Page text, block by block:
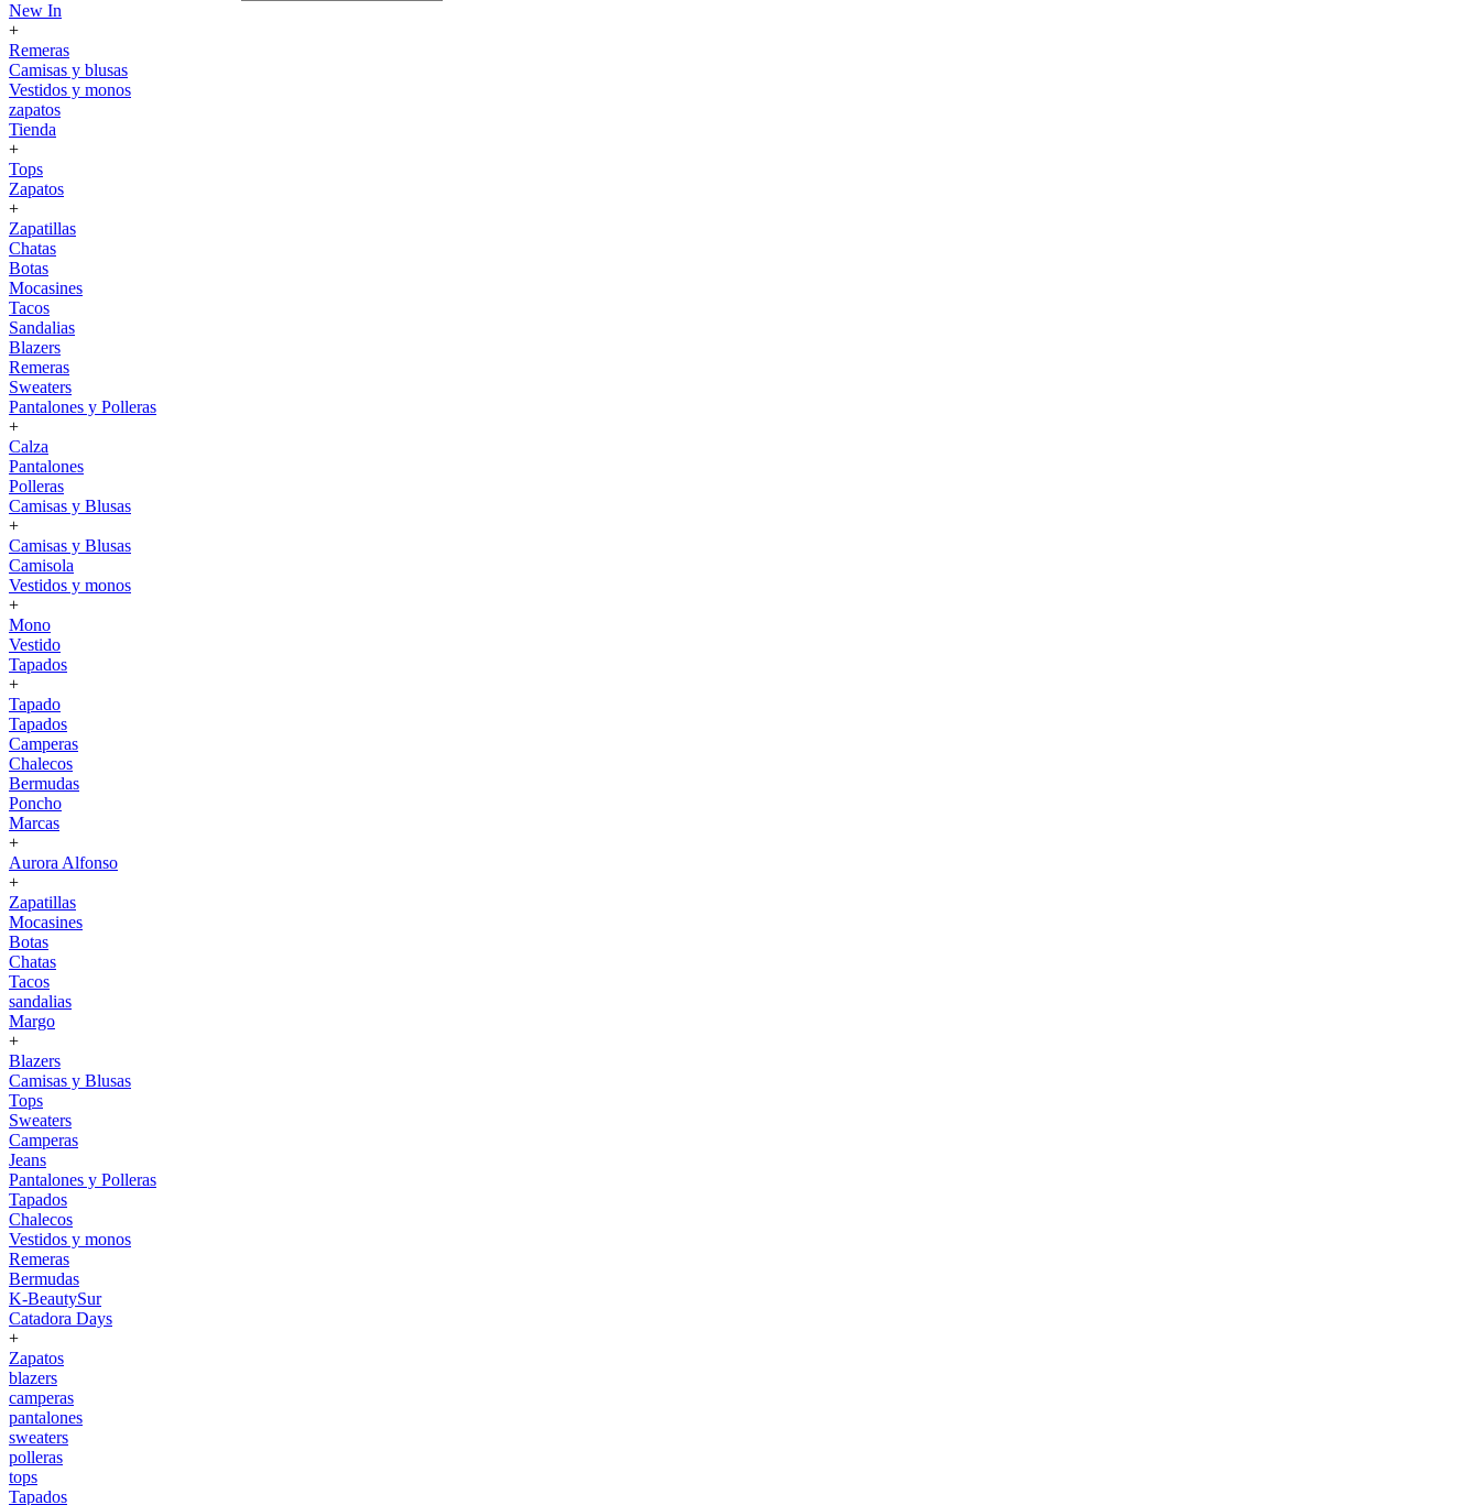
New In
+
Remeras
Camisas y blusas
Vestidos y monos
zapatos
Tienda
+
Tops
Zapatos
+
Zapatillas
Chatas
Botas
Mocasines
Tacos
Sandalias
Blazers
Remeras
Sweaters
Pantalones y Polleras
+
Calza
Pantalones
Polleras
Camisas y Blusas
+
Camisas y Blusas
Camisola
Vestidos y monos
+
Mono
Vestido
Tapados
+
Tapado
Tapados
Camperas
Chalecos
Bermudas
Poncho
Marcas
+
Aurora Alfonso
+
Zapatillas
Mocasines
Botas
Chatas
Tacos
sandalias
Margo
+
Blazers
Camisas y Blusas
Tops
Sweaters
Camperas
Jeans
Pantalones y Polleras
Tapados
Chalecos
Vestidos y monos
Remeras
Bermudas
K-BeautySur
Catadora Days
+
Zapatos
blazers
camperas
pantalones
sweaters
polleras
tops
Tapados